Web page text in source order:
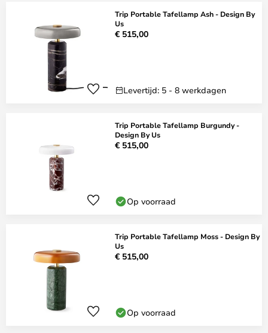
Trip Portable Tafellamp Ash - Design By
Us
€ 515,00
Levertijd: 5 - 8 werkdagen
Trip Portable Tafellamp Burgundy -
Design By Us
€ 515,00
Op voorraad
Trip Portable Tafellamp Moss - Design By
Us
€ 515,00
Op voorraad